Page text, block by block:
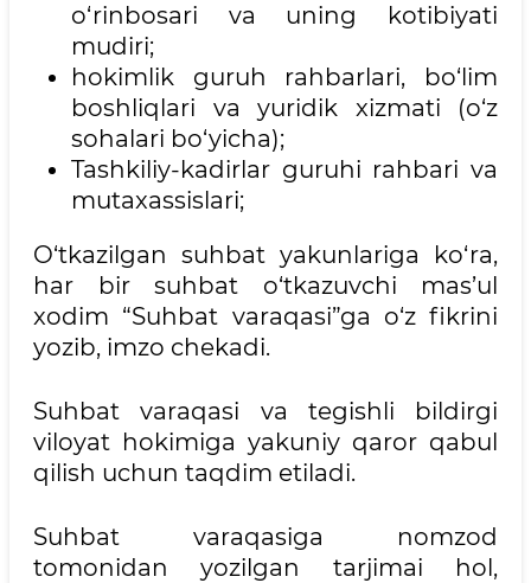
o‘rinbosari va uning kotibiyati
mudiri;
hokimlik guruh rahbarlari, bo‘lim
boshliqlari va yuridik xizmati (o‘z
sohalari bo‘yicha);
Tashkiliy-kadirlar guruhi rahbari va
mutaxassislari;
O‘tkazilgan suhbat yakunlariga ko‘ra,
har bir suhbat o‘tkazuvchi mas’ul
xodim “Suhbat varaqasi”ga o‘z fikrini
yozib, imzo chekadi.
Suhbat varaqasi va tegishli bildirgi
viloyat hokimiga yakuniy qaror qabul
qilish uchun taqdim etiladi.
Suhbat varaqasiga nomzod
tomonidan yozilgan tarjimai hol,